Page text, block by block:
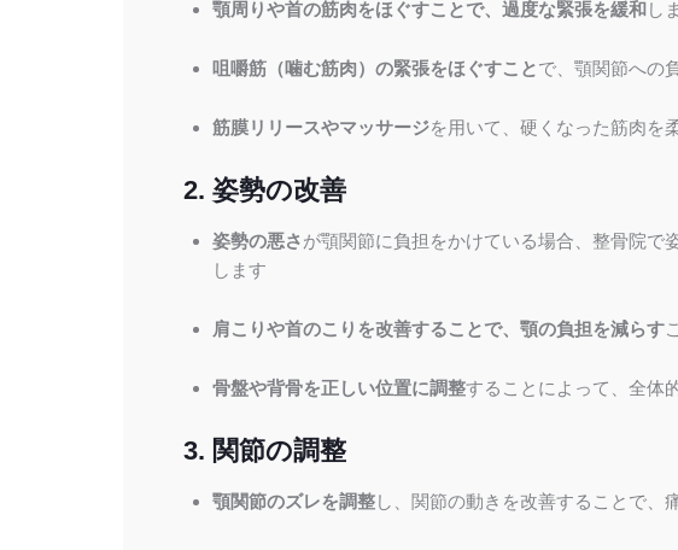
顎周りや首の筋肉をほぐすことで、過度な緊張を緩和 し
咀嚼筋（噛む筋肉）の緊張をほぐすことで、顎関節への
筋膜リリースやマッサージを用いて、硬くなった筋肉を
2. 姿勢の改善
姿勢の悪さが顎関節に負担をかけている場合、整骨院で
します
肩こりや首のこりを改善することで、顎の負担を減らす
骨盤や背骨を正しい位置に調整することによって、全体
3. 関節の調整
顎関節のズレを調整し、関節の動きを改善することで、